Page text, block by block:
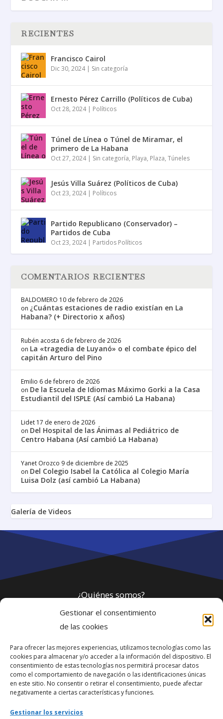
Gestionar el consentimiento
de las cookies
Para ofrecer las mejores experiencias, utilizamos tecnologías como las
cookies para almacenar y/o acceder a la información del dispositivo. El
consentimiento de estas tecnologías nos permitirá procesar datos
como el comportamiento de navegación o las identificaciones únicas
en este sitio. No consentir o retirar el consentimiento, puede afectar
negativamente a ciertas características y funciones.
Gestionar los servicios
RECIENTES
Francisco Cairol
Dic 30, 2024| Sin categoría
Ernesto Pérez Carrillo (Políticos de Cuba)
Oct 28, 2024| Políticos
Túnel de Línea o Túnel de Miramar, el
primero de La Habana
Oct 27, 2024| Sin categoría, Playa, Plaza,Túneles
Jesús Villa Suárez (Políticos de Cuba)
Oct 23, 2024| Políticos
Partido Republicano (Conservador) –
Partidos de Cuba
Oct 23, 2024| Partidos Políticos
COMENTARIOS RECIENTES
BALDOMERO 10 de febrero de 2026
on ¿Cuántas estaciones de radio existían en La
Habana? (+ Directorio x años)
Rubén acosta 6 de febrero de 2026
on La «tragedia de Luyanó» o el combate épico del
capitán Arturo del Pino
Emilio 6 de febrero de 2026
on De la Escuela de Idiomas Máximo Gorki a la Casa
Estudiantil del ISPLE (Así cambió La Habana)
Lidet 17 de enero de 2026
on Del Hospital de las Ánimas al Pediátrico de
Centro Habana (Así cambió La Habana)
Yanet Orozco 9 de diciembre de 2025
on Del Colegio Isabel la Católica al Colegio María
Luisa Dolz (así cambió La Habana)
Galería de Videos
¿Quiénes somos?
Política de privacidad
Webmaster
soporte@fotosdlahabana.com
Nuestro e-mail: